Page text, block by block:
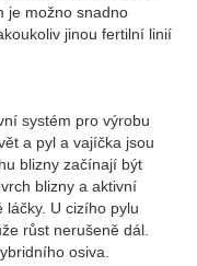
je možno snadno
jinou fertilní linií
systém pro výrobu
a pyl a vajíčka jsou
blizny začínají být
blizny a aktivní
U cizího pylu
růst nerušeně dál.
osiva.